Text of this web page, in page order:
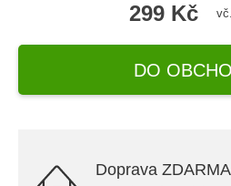
299 Kč
DO
Doprava ZDARMA